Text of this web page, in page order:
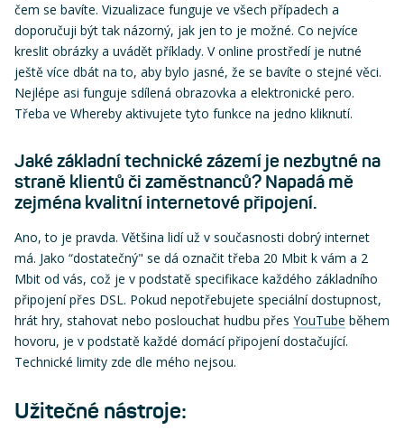
čem se bavíte. Vizualizace funguje ve všech případech a
doporučuji být tak názorný, jak jen to je možné. Co nejvíce
kreslit obrázky a uvádět příklady. V online prostředí je nutné
ještě více dbát na to, aby bylo jasné, že se bavíte o stejné věci.
Nejlépe asi funguje sdílená obrazovka a elektronické pero.
Třeba ve Whereby aktivujete tyto funkce na jedno kliknutí.
Jaké základní technické zázemí je nezbytné na
straně klientů či zaměstnanců? Napadá mě
zejména kvalitní internetové připojení.
Ano, to je pravda. Většina lidí už v současnosti dobrý internet
má. Jako “dostatečný" se dá označit třeba 20 Mbit k vám a 2
Mbit od vás, což je v podstatě specifikace každého základního
připojení přes DSL. Pokud nepotřebujete speciální dostupnost,
hrát hry, stahovat nebo poslouchat hudbu přes YouTube během
hovoru, je v podstatě každé domácí připojení dostačující.
Technické limity zde dle mého nejsou.
Užitečné nástroje: